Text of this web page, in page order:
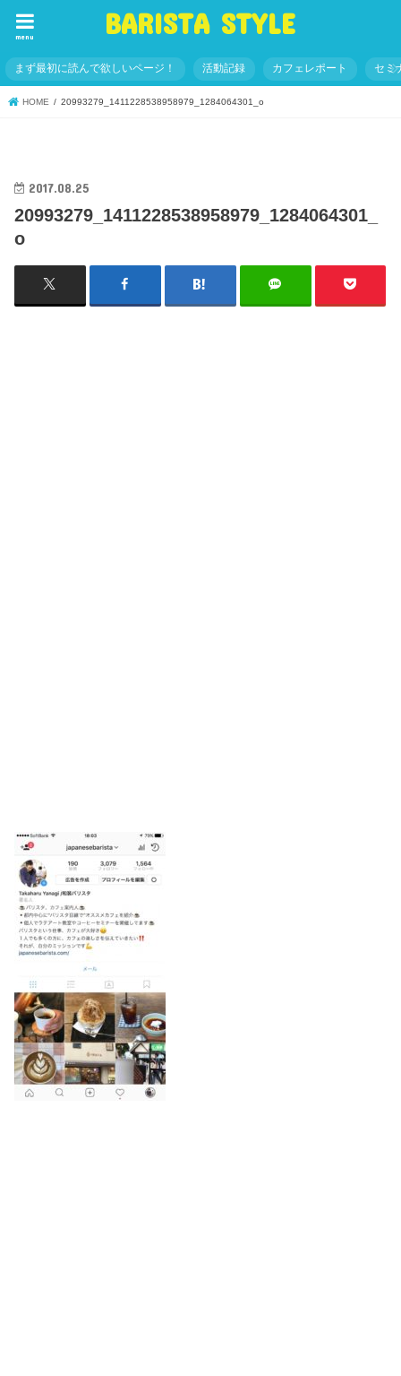
BARISTA STYLE
menu
まず最初に読んで欲しいページ！ 活動記録 カフェレポート セミ
HOME 20993279_1411228538958979_1284064301_o
2017.08.25
20993279_1411228538958979_1284064301_
o